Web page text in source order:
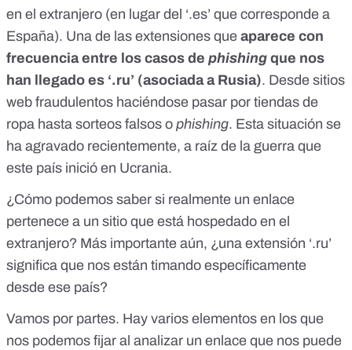
en el extranjero (en lugar del ‘.es’ que corresponde a
España). Una de las extensiones que aparece con
frecuencia entre los casos de phishing que nos
han llegado es ‘.ru’ (asociada a Rusia). Desde sitios
web fraudulentos haciéndose pasar por tiendas de
ropa hasta sorteos falsos o phishing. Esta situación se
ha agravado recientemente, a raíz de la guerra que
este país inició en Ucrania.
¿Cómo podemos saber si realmente un enlace
pertenece a un sitio que está hospedado en el
extranjero? Más importante aún, ¿una extensión ‘.ru’
significa que nos están timando específicamente
desde ese país?
Vamos por partes. Hay varios elementos en los que
nos podemos fijar al analizar un enlace que nos puede